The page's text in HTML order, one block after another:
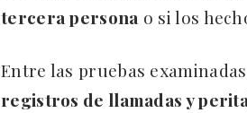
tercera persona o si los
Entre las pruebas
registros de llamadas y